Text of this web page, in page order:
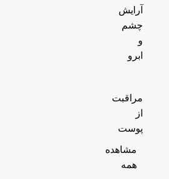
آرایش
چشم
و
ابرو
مراقبت
از
پوست
مشاهده
همه